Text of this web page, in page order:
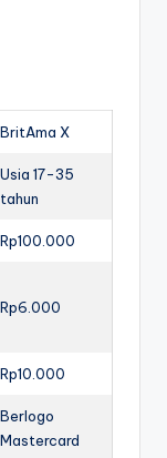
BritAma X
Usia 17-35
tahun
Rp100.000
Rp6.000
Rp10.000
Berlogo
Mastercard